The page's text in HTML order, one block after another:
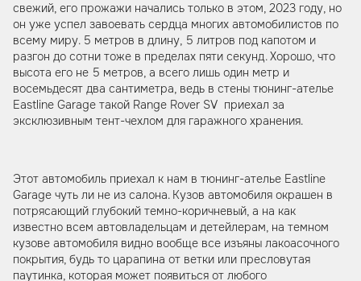
свежий, его прожажи начались только в этом, 2023 году, но
он уже успел завоевать сердца многих автомобилистов по
всему миру. 5 метров в длину, 5 литров под капотом и
разгон до сотни тоже в пределах пяти секунд. Хорошо, что
высота его не 5 метров, а всего лишь один метр и
восемьдесят два сантиметра, ведь в стены тюнинг-ателье
Eastline Garage такой Range Rover SV приехал за
эксклюзивным тент-чехлом для гаражного хранения.
Этот автомобиль приехал к нам в тюнинг-ателье Eastline
Garage чуть ли не из салона. Кузов автомобиля окрашен в
потрясающий глубокий темно-коричневый, а на как
известно всем автовладельцам и детейлерам, на темном
кузове автомобиля видно вообще все изъяны лакоасочного
покрытия, будь то царапина от ветки или пресловутая
паутинка, которая может появиться от любого